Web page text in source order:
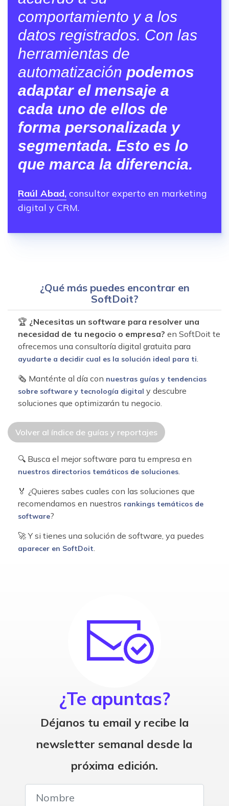
comportamiento y a los
datos registrados. Con las
herramientas de
automatización podemos
adaptar el mensaje a
cada uno de ellos de
forma personalizada y
segmentada. Esto es lo
que marca la diferencia.
Raúl Abad, consultor experto en marketing
digital y CRM.
¿Qué más puedes encontrar en
SoftDoit?
🏆 ¿Necesitas un software para resolver una
necesidad de tu negocio o empresa? en SoftDoit te
ofrecemos una consultoría digital gratuita para
ayudarte a decidir cual es la solución ideal para ti.
🗞 Manténte al día con nuestras guías y tendencias
sobre software y tecnología digital y descubre
soluciones que optimizarán tu negocio.
Volver al índice de guías y reportajes
🔍 Busca el mejor software para tu empresa en
nuestros directorios temáticos de soluciones.
🏅 ¿Quieres sabes cuales con las soluciones que
recomendamos en nuestros rankings temáticos de
software?
🚀 Y si tienes una solución de software, ya puedes
aparecer en SoftDoit.
¿Te apuntas?
Déjanos tu email y recibe la
newsletter semanal desde la
próxima edición.